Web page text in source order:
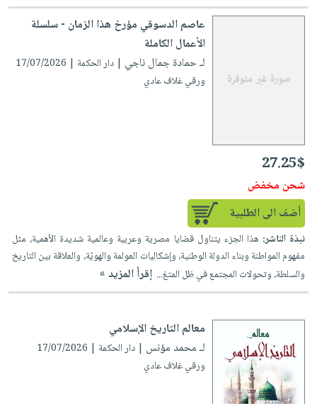
عاصم الدسوقي مؤرخ هذا الزمان - سلسلة
الأعمال الكاملة
لـ حمادة جمال ناجي | دار الحكمة | 17/07/2026
ورقي غلاف عادي
27.25$
شحن مخفض
أضف الى الطلبية
نبذة الناشر: هذا الجزء يتناول قضايا مصرية وعربية وعالمية شديدة الأهمية، مثل
مفهوم المواطنة وبناء الدولة الوطنية، وإشكاليات العولمة والهويّة، والعلاقة بين التاريخ
والسلطة، وتحولات المجتمع في ظل المتغ... إقرأ المزيد »
معالم التاريخ الإسلامي
لـ محمد مؤنس | دار الحكمة | 17/07/2026
ورقي غلاف عادي